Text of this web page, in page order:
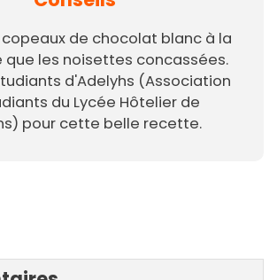
copeaux de chocolat blanc à la
les noisettes concassées.
d'Adelyhs (Association
du Lycée Hôtelier de
pour cette belle recette.